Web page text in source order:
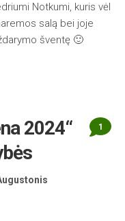
Notkumi, kuris vėl
salą bei joje
šventę 🙂
2024“
1